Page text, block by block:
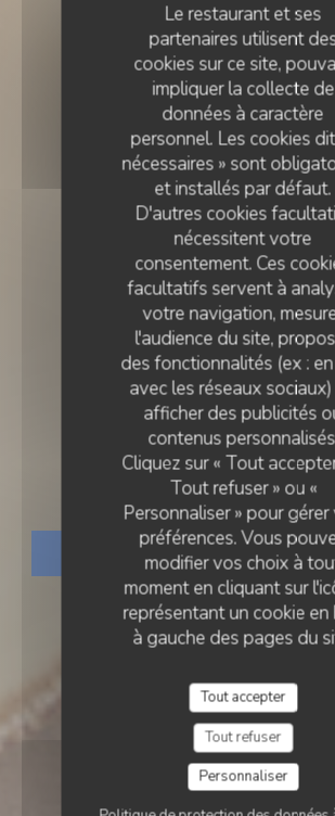
Le restaurant et ses
partenaires utilisent
cookies sur ce site,
impliquer la collecte de
données à caractère
personnel. Les cookies
nécessaires » sont
et installés par défaut.
D'autres cookies
nécessitent votre
consentement. Ces
facultatifs servent à
votre navigation,
l'audience du site,
des fonctionnalités (ex :
avec les réseaux
afficher des publicités
contenus
Cliquez sur « Tout accepter
Tout refuser » ou «
Personnaliser » pour gérer
préférences. Vous
modifier vos choix à
moment en cliquant sur
représentant un cookie en
à gauche des pages du
Tout accepter
Tout refuser
Personnaliser
RESTAURANT
• NICE
Mallard
RÉSERVER